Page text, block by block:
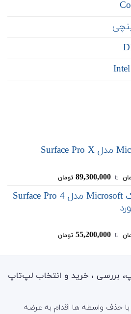
‌ تا ‌ 89,300,000 تومان
تبلت استوک Microsoft مدل Surface Pro 4
‌ تا ‌ 55,200,000 تومان
بررسی ، خرید و انتخاب لپ‌تاپ
با حذف واسطه ها اقدام به عرضه